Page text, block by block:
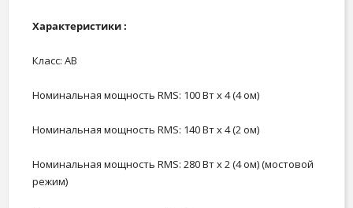
Характеристики :
Класс: AB
Номинальная мощность RMS: 100 Вт х 4 (4 ом)
Номинальная мощность RMS: 140 Вт х 4 (2 ом)
Номинальная мощность RMS: 280 Вт х 2 (4 ом) (мостовой
режим)